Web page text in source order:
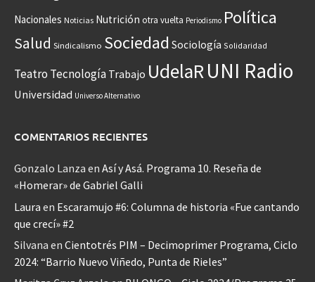
Nacionales Noticias Nutrición otra vuelta Periodismo Política
Salud Sindicalismo Sociedad Sociología Solidaridad
Teatro Tecnología Trabajo UdelaRUNI Radio
Universidad Universo Alternativo
COMENTARIOS RECIENTES
Gonzalo Lanza en Así y Asá. Programa 10. Reseña de
«Homerar» de Gabriel Galli
Laura en Escaramujo #6: Columna de historia «Fue cantando
que crecí» #2
Silvana en Cientotrés PIM – Decimoprimer Programa, Ciclo
2024: “Barrio Nuevo Viñedo, Punta de Rieles”